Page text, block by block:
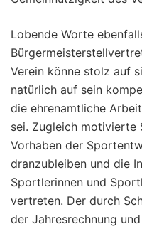
Lobende Worte
Verein könne stolz auf
natürlich auf sein
die ehrenamtliche
sei. Zugleich motivierte
Vorhaben der
dranzubleiben und die
Sportlerinnen und
vertreten. Der durch
der Jahresrechnung